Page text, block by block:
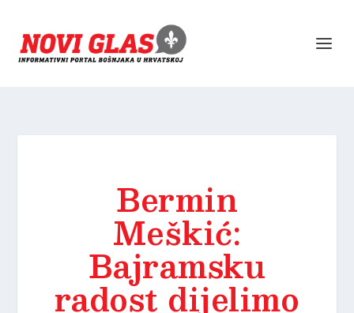
Bermin
Meškić:
Bajramsku
radost dijelimo